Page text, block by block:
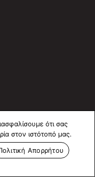
ότι σας
στον ιστότοπό μας.
Απορρήτου